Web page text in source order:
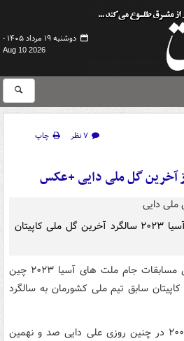
دوشنبه ۱۹ مرداد ۱۴۰۵ -
Aug 10 2026
۷ نظر
چاپ
توئیتر رسمی جام ملت های آسیا ۲۰۲۳ سالگرد آخرین گل ملی کاپیتان
توئیتر رسمی مسابقات جام ملت های آسیا ۲۰۲۳ چین
کاپیتان سابق تیم ملی کشورمان به سالگرد
توئیتر AFC نوشت: در سال ۲۰۰۶ در چنین روزی علی دایی صد و نهمین